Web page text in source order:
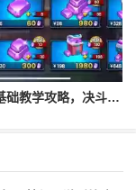
决斗之城基础教学攻略，决斗之城教学攻略2111